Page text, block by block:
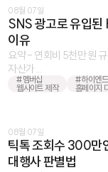
08월 07일
SNS 광고로 유입
이유
요약 - 연회비 5천만 원
자산가 ...
#멤버십
웹사이트 제작
#하이엔드
홈페이지
08월 07일
틱톡 조회수 300만
대행사 판별법